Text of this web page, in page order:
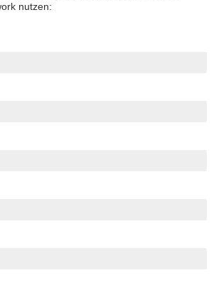
nutzen: